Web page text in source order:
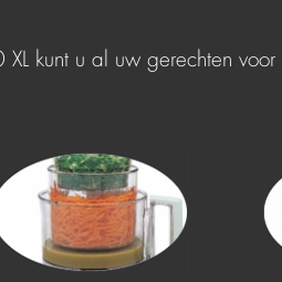
kunt u al uw gerechten